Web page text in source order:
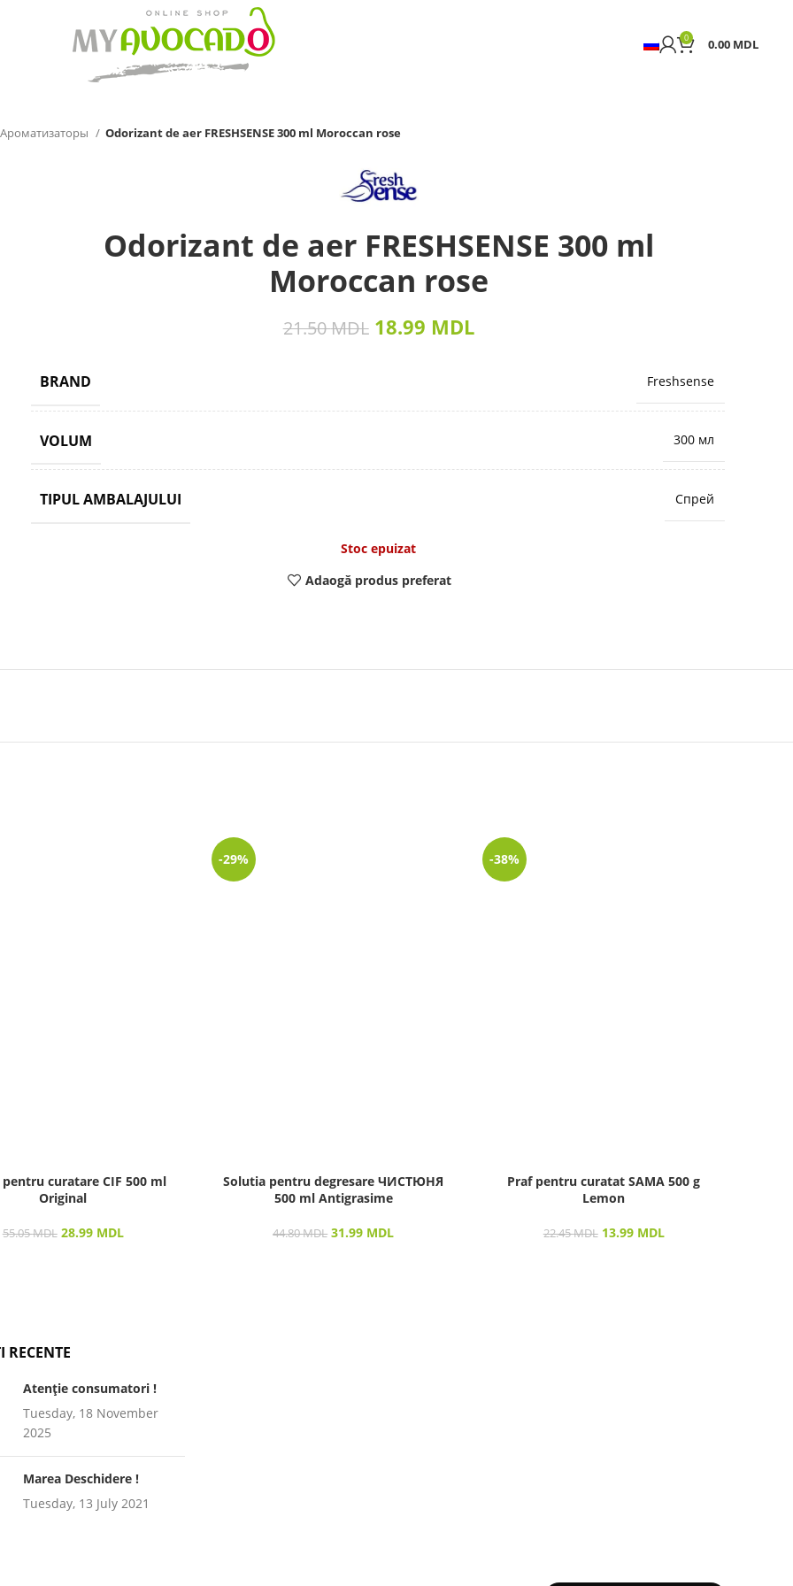
0 0.00 MDL
Ароматизаторы Odorizant de aer FRESHSENSE 300 ml Moroccan rose
Odorizant de aer FRESHSENSE 300 ml
Moroccan rose
21.50MDL 18.99 MDL
BRAND Freshsense
VOLUM 300 мл
TIPUL AMBALAJULUI Спрей
Stoc epuizat
Adaogă produs preferat
pentru curatare CIF 500 ml
Original
55.05MDL 28.99 MDL
-29%
Solutia pentru degresare ЧИСТЮНЯ
500 ml Antigrasime
44.80MDL 31.99 MDL
-38%
Praf pentru curatat SAMA 500 g
Lemon
22.45MDL 13.99 MDL
RECENTE
Atenție consumatori !
Tuesday, 18 November
2025
Marea Deschidere !
Tuesday, 13 July 2021